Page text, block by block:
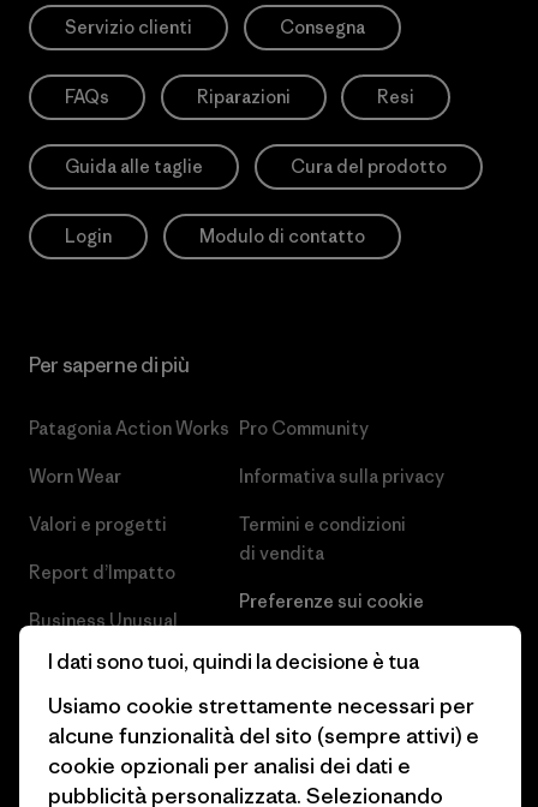
Servizio clienti Consegna
FAQs Riparazioni Resi
Guida alle taglie Cura del prodotto
Login Modulo di contatto
Per saperne di più
Patagonia Action Works
Worn Wear
Valori e progetti
Report d’Impatto
Business Unusual
Obiettivi climatici
1% For The Planet
Come finanziamo
Pro Community
Informativa sulla privacy
Termini e condizioni
di vendita
Preferenze sui cookie
Lavora con noi
Stampa e media
Industry program
Programma di affiliazione
I dati sono tuoi, quindi la decisione è tua
Usiamo cookie strettamente necessari per
alcune funzionalità del sito (sempre attivi) e
cookie opzionali per analisi dei dati e
pubblicità personalizzata. Selezionando